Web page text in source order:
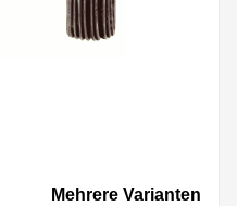
Mehrere Varianten